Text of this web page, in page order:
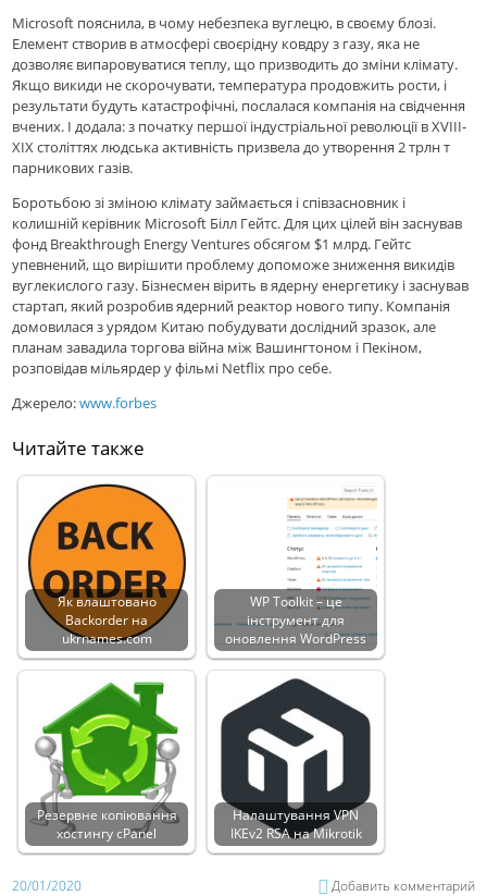
Microsoft пояснила, в чому небезпека вуглецю, в своєму блозі.
Елемент створив в атмосфері своєрідну ковдру з газу, яка не
дозволяє випаровуватися теплу, що призводить до зміни клімату.
Якщо викиди не скорочувати, температура продовжить рости, і
результати будуть катастрофічні, послалася компанія на свідчення
вчених. І додала: з початку першої індустріальної революції в XVIII-
XIX століттях людська активність призвела до утворення 2 трлн т
парникових газів.
Боротьбою зі зміною клімату займається і співзасновник і
колишній керівник Microsoft Білл Гейтс. Для цих цілей він заснував
фонд Breakthrough Energy Ventures обсягом $1 млрд. Гейтс
упевнений, що вирішити проблему допоможе зниження викидів
вуглекислого газу. Бізнесмен вірить в ядерну енергетику і заснував
стартап, який розробив ядерний реактор нового типу. Компанія
домовилася з урядом Китаю побудувати дослідний зразок, але
планам завадила торгова війна між Вашингтоном і Пекіном,
розповідав мільярдер у фільмі Netflix про себе.
Джерело:www.forbes
Читайте также
Як влаштовано
Backorder на
ukrnames.com
WP Toolkit – це
інструмент для
оновлення WordPress
Резервне копіювання
хостингу cPanel
Налаштування VPN
IKEv2 RSA на Mikrotik
20/01/2020 Добавить комментарий